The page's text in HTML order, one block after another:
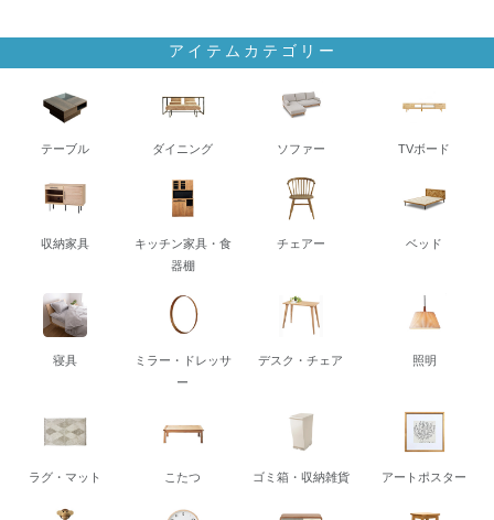
アイテムカテゴリー
テーブル ダイニング ソファー TVボード
収納家具
キッチン家具・食
器棚
チェアー ベッド
寝具
ミラー・ドレッサ
ー
デスク・チェア 照明
ラグ・マット こたつ ゴミ箱・収納雑貨 アートポスター